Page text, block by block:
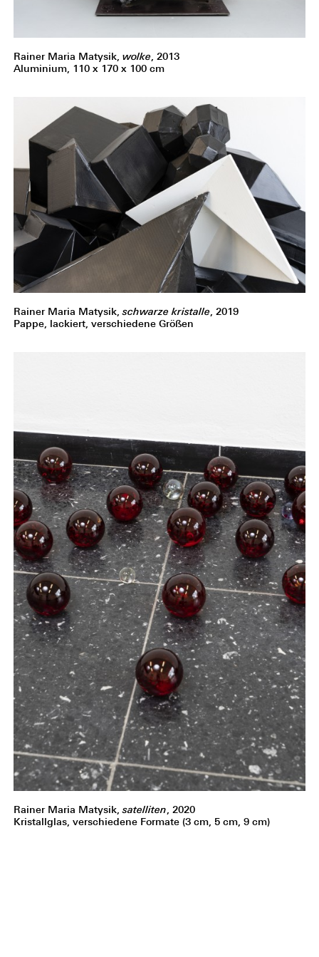
Rainer Maria Matysik, wolke, 2013
Aluminium, 110 x 170 x 100 cm
Rainer Maria Matysik,schwarze kristalle, 2019
Pappe, lackiert, verschiedene Größen
Rainer Maria Matysik,satelliten, 2020
Kristallglas, verschiedene Formate (3 cm, 5 cm, 9 cm)